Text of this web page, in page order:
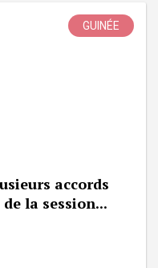
GUINÉE
accords
la session...